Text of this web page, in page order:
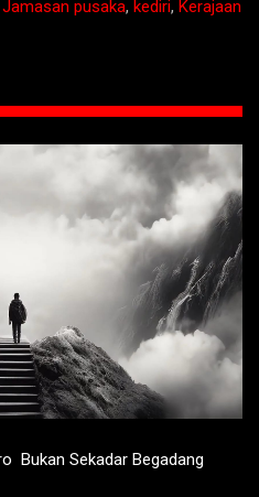
Jamasan pusaka, kediri, Kerajaan
Bukan Sekadar Begadang